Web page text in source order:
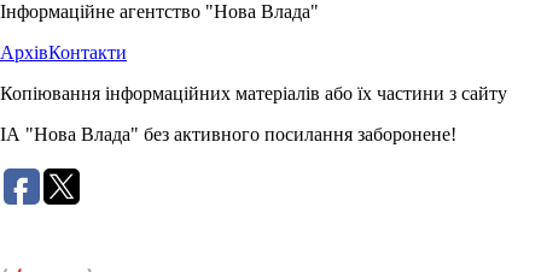
Інформаційне агентство "Нова Влада"
АрхівКонтакти
Копіювання інформаційних матеріалів або їх частини з сайту
ІА "Нова Влада" без активного посилання заборонене!